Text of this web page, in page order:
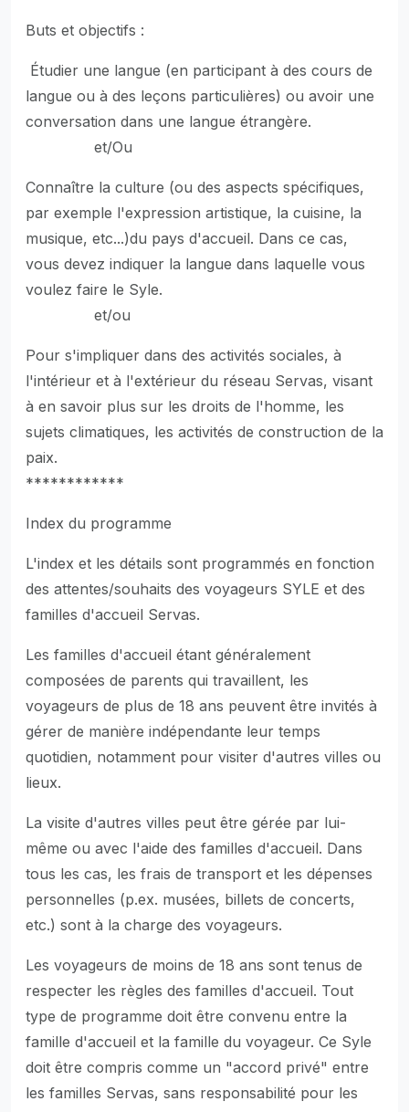
Buts et objectifs :
Étudier une langue (en participant à des cours de
langue ou à des leçons particulières) ou avoir une
conversation dans une langue étrangère.
et/Ou
Connaître la culture (ou des aspects spécifiques,
par exemple l'expression artistique, la cuisine, la
musique, etc...)du pays d'accueil. Dans ce cas,
vous devez indiquer la langue dans laquelle vous
voulez faire le Syle.
et/ou
Pour s'impliquer dans des activités sociales, à
l'intérieur et à l'extérieur du réseau Servas, visant
à en savoir plus sur les droits de l'homme, les
sujets climatiques, les activités de construction de la
paix.
************
Index du programme
L'index et les détails sont programmés en fonction
des attentes/souhaits des voyageurs SYLE et des
familles d'accueil Servas.
Les familles d'accueil étant généralement
composées de parents qui travaillent, les
voyageurs de plus de 18 ans peuvent être invités à
gérer de manière indépendante leur temps
quotidien, notamment pour visiter d'autres villes ou
lieux.
La visite d'autres villes peut être gérée par lui-
même ou avec l'aide des familles d'accueil. Dans
tous les cas, les frais de transport et les dépenses
personnelles (p.ex. musées, billets de concerts,
etc.) sont à la charge des voyageurs.
Les voyageurs de moins de 18 ans sont tenus de
respecter les règles des familles d'accueil. Tout
type de programme doit être convenu entre la
famille d'accueil et la famille du voyageur. Ce Syle
doit être compris comme un "accord privé" entre
les familles Servas, sans responsabilité pour les